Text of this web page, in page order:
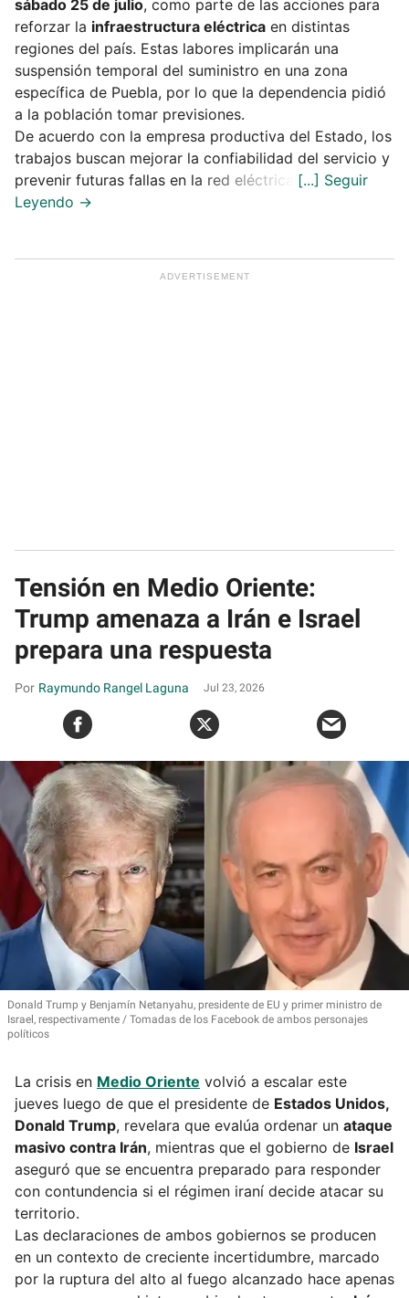
sábado 25 de julio, como parte de las acciones para
reforzar la infraestructura eléctrica en distintas
regiones del país. Estas labores implicarán una
suspensión temporal del suministro en una zona
específica de Puebla, por lo que la dependencia pidió
a la población tomar previsiones.
De acuerdo con la empresa productiva del Estado, los
trabajos buscan mejorar la confiabilidad del servicio y
prevenir futuras fallas en la red eléctrica.
Tensión en Medio Oriente:
Trump amenaza a Irán e Israel
prepara una respuesta
Raymundo Rangel Laguna Jul 23, 2026
Donald Trump y Benjamín Netanyahu, presidente de EU y primer ministro de
Israel, respectivamente
Tomadas de los Facebook de ambos personajes
políticos
La crisis en Medio Oriente volvió a escalar este
jueves luego de que el presidente de Estados Unidos,
Donald Trump, revelara que evalúa ordenar un ataque
masivo contra Irán, mientras que el gobierno de Israel
aseguró que se encuentra preparado para responder
con contundencia si el régimen iraní decide atacar su
territorio.
Las declaraciones de ambos gobiernos se producen
en un contexto de creciente incertidumbre, marcado
por la ruptura del alto al fuego alcanzado hace apenas